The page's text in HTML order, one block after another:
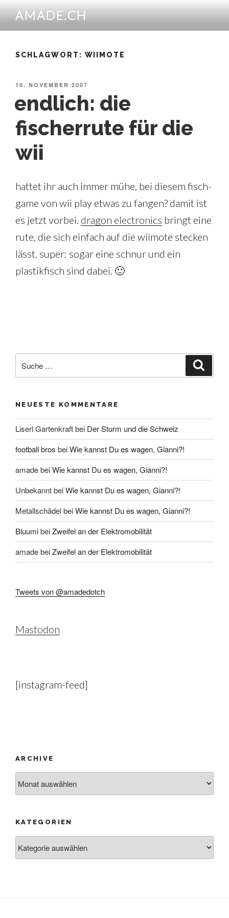
Inhalt
springen
AMADE.CH
SCHLAGWORT: WIIMOTE
VERÖFFENTLICHT
10. NOVEMBER 2007
endlich: die
fischerrute für die
wii
hattet ihr auch immer mühe, bei diesem fisch-
game von wii play etwas zu fangen? damit ist
es jetzt vorbei. dragon electronics bringt eine
rute, die sich einfach auf die wiimote stecken
lässt. super: sogar eine schnur und ein
plastikfisch sind dabei. 🙂
nach:
NEUESTE KOMMENTARE
Liserl Gartenkraftbei Der Sturm und die Schweiz
football bros beiWie kannst Du es wagen, Gianni?!
amadebeiWie kannst Du es wagen, Gianni?!
UnbekanntbeiWie kannst Du es wagen, Gianni?!
MetallschädelbeiWie kannst Du es wagen, Gianni?!
BluumibeiZweifel an der Elektromobilität
amadebeiZweifel an der Elektromobilität
Tweets von @amadedotch
Mastodon
[instagram-feed]
ARCHIVE
KATEGORIEN